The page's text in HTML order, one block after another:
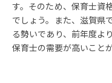
す。そのため、保育士資
でしょう。また、滋賀県
る勢いであり、前年度よ
保育士の需要が高いこと